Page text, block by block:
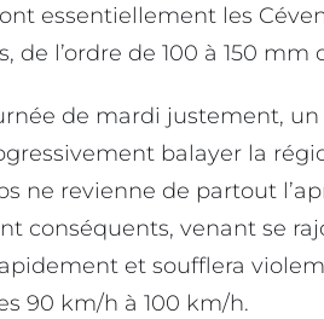
essentiellement les
de l’ordre de 100 à 150 mm
de mardi justement,
balayer la
ne revienne de partout
conséquents, venant se
et soufflera
90 km/h à 100 km/h.